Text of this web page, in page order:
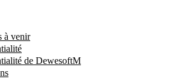
à venir
de DewesoftM